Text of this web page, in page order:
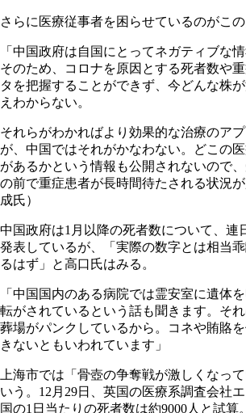
さらに医療従事者を困らせているのがこの
「中国政府は自国にとってネガティブな
そのため、コロナを原因とする死者数や
タを把握することができず、今どんな株
えわからない。
それらがわかればより効果的な治療のア
が、中国ではそれがかなわない。どこの
があるかという情報も公開されないので
の前で重症患者が長時間待たされる状況
成氏）
中国政府は1月以降の死者数について、連
発表しているが、「実際の数字とは相当
るはず」と高口氏はみる。
「中国国内のある病院では霊安室に遺体
転がされているという話も聞きます。そ
葬場がパンクしているから。コネや賄賂
きないともいわれています」
上海市では「骨壺の争奪戦が激しくなっ
いう。12月29日、英国の医療系調査会社
国の1日当たりの死者数は約9000人と試算